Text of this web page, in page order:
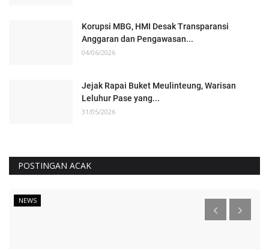
Korupsi MBG, HMI Desak Transparansi
Anggaran dan Pengawasan...
04/06/2026
Jejak Rapai Buket Meulinteung, Warisan
Leluhur Pase yang...
31/05/2026
POSTINGAN ACAK
NEWS